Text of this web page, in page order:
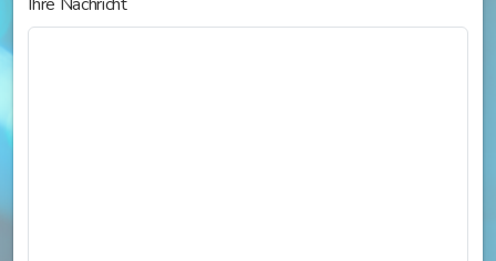
Ihre Nachricht